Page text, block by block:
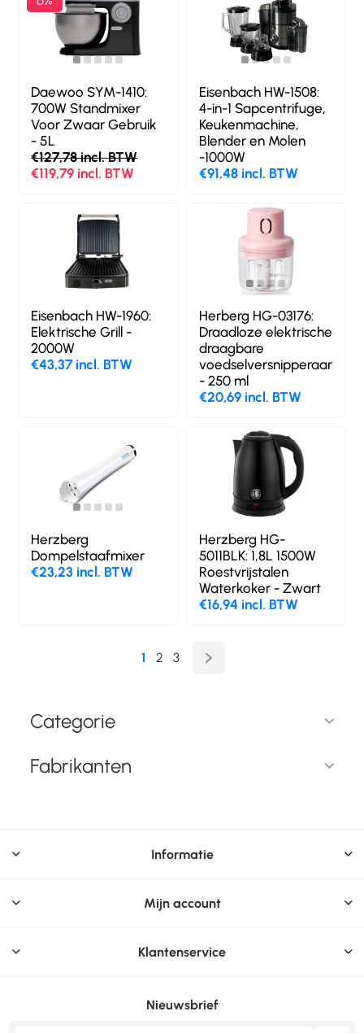
Categorie
Fabrikanten
Daewoo SYM-1410:
700W Standmixer
Voor Zwaar Gebruik
- 5L
€127,78 incl. BTW
€119,79 incl. BTW
Eisenbach HW-1508:
4-in-1 Sapcentrifuge,
Keukenmachine,
Blender en Molen
-1000W
€91,48 incl. BTW
Eisenbach HW-1960:
Elektrische Grill -
2000W
€43,37 incl. BTW
Herberg HG-03176:
Draadloze elektrische
draagbare
voedselversnipperaar
- 250 ml
€20,69 incl. BTW
Herzberg
Dompelstaafmixer
€23,23 incl. BTW
Herzberg HG-
5011BLK: 1,8L 1500W
Roestvrijstalen
Waterkoker - Zwart
€16,94 incl. BTW
1 2 3
Informatie
Mijn account
Klantenservice
Nieuwsbrief